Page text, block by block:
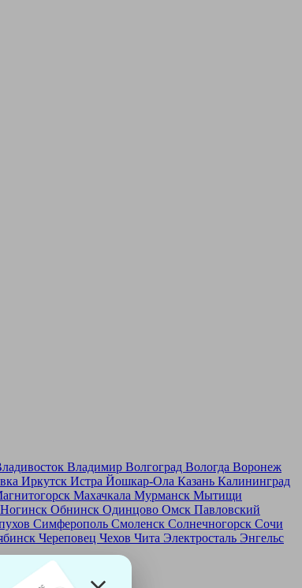
Владимир Волгоград Вологда Воронеж
Иркутск Истра Йошкар-Ола Казань Калининград
Махачкала Мурманск Мытищи
Ногинск Обнинск Одинцово Омск Павловский
Симферополь Смоленск Солнечногорск Сочи
Череповец Чехов Чита Электросталь Энгельс